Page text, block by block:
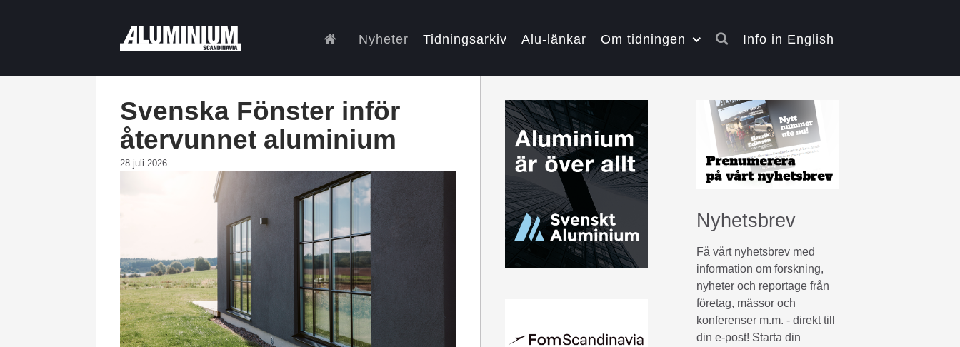
Nyheter Tidningsarkiv Alu-länkar Om tidningen Info in English
Svenska Fönster inför
återvunnet aluminium
28 juli 2026
Nyhetsbrev
Få vårt nyhetsbrev med
information om forskning,
nyheter och reportage från
företag, mässor och
konferenser m.m. - direkt till
din e-post! Starta din